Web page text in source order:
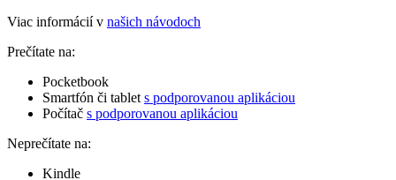
Viac informácií v našich návodoch
Prečítate na:
Pocketbook
Smartfón či tablet s podporovanou aplikáciou
Počítač s podporovanou aplikáciou
Neprečítate na:
Kindle